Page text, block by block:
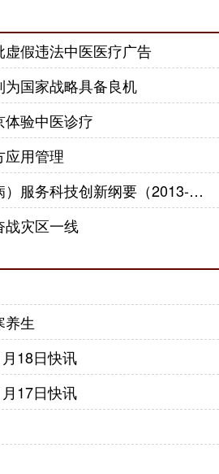
假违法中医医疗广告
国家战略具备良机
验中医诊疗
应用管理
中医预防保健（治未病）服务科技创新纲要（2013-2020年）
战灾区一线
养生
18日快讯
17日快讯